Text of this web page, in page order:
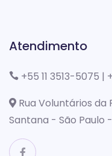
Atendimento
+55 11 3513-5075 |
Rua Voluntários da
Santana - São Paulo